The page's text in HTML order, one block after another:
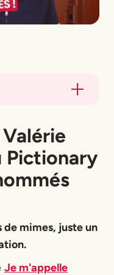
Pictionary
de mimes, juste un
Je m'appelle